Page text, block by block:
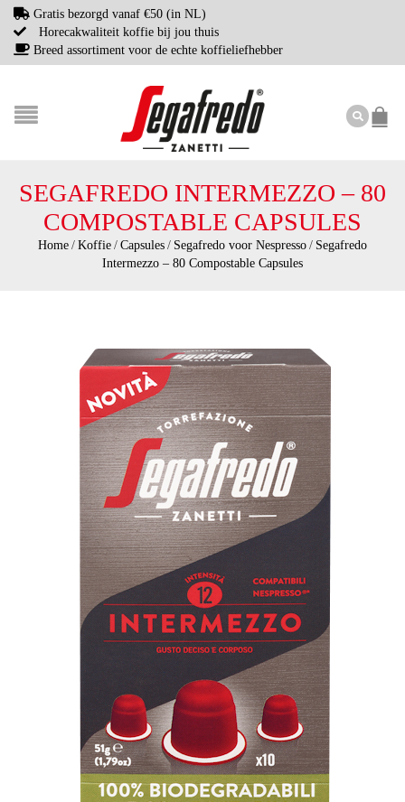
Gratis bezorgd vanaf €50 (in NL)
Horecakwaliteit koffie bij jou thuis
Breed assortiment voor de echte koffieliefhebber
SEGAFREDO INTERMEZZO – 80
COMPOSTABLE CAPSULES
Home / Koffie / Capsules / Segafredo voor Nespresso / Segafredo
Intermezzo – 80 Compostable Capsules